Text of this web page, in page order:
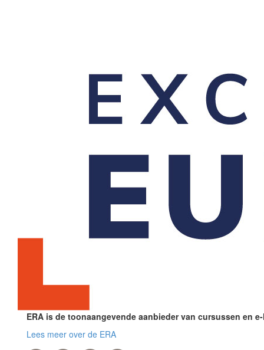
ERA is de toonaangevende aanbieder van cursussen en
Lees meer over de ERA